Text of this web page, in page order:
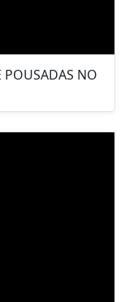
POUSADAS NO